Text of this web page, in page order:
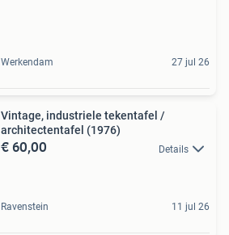
Werkendam 27 jul 26
Vintage, industriele tekentafel /
architectentafel (1976)
€ 60,00 Details
Ravenstein 11 jul 26